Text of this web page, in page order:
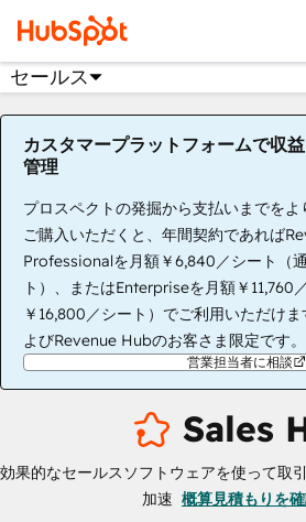
セールス
カスタマープラットフォームで収
管理
プロスペクトの発掘から支払いまでを
ご購入いただくと、年間契約であれば
Professionalを月額￥6,840／シート（
ト）、またはEnterpriseを月額￥11,760
￥16,800／シート）でご利用いただけ
よびRevenue Hubのお客さま限定です。
営業担当者に相談
Sales
効果的なセールスソフトウェアを使って取
加速 概算見積もりを